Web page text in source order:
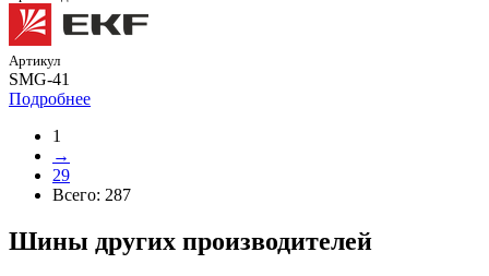
Артикул
SMG-41
Подробнее
1
→
29
Всего: 287
Шины других производителей